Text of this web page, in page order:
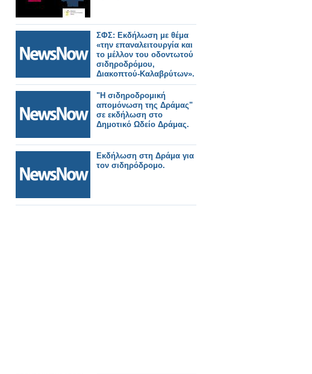
ΣΦΣ: Εκδήλωση με θέμα
«την επαναλειτουργία και
το μέλλον του οδοντωτού
σιδηροδρόμου,
Διακοπτού-Καλαβρύτων».
"Η σιδηροδρομική
απομόνωση της Δράμας"
σε εκδήλωση στο
Δημοτικό Ωδείο Δράμας.
Εκδήλωση στη Δράμα για
τον σιδηρόδρομο.